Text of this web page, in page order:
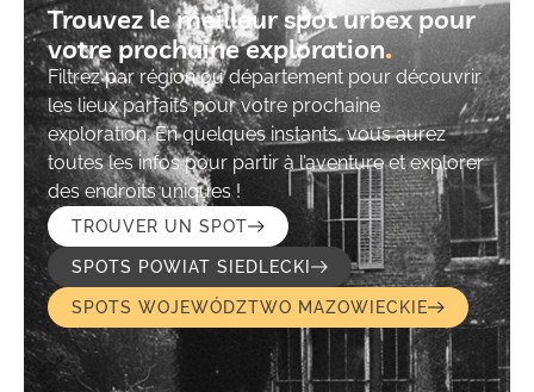
Trouvez le meilleur spot urbex pour
votre prochaine exploration​
Filtrez par région ou département pour découvrir
les lieux parfaits pour votre prochaine
exploration. En quelques instants, vous aurez
toutes les infos pour partir à l’aventure et explorer
des endroits uniques !
TROUVER UN SPOT
SPOTS POWIAT SIEDLECKI
SPOTS WOJEWÓDZTWO MAZOWIECKIE